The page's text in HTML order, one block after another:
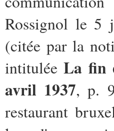
Rossignol le 5
(citée par la
intituléeLa fin
avril 1937, p.
restaurant